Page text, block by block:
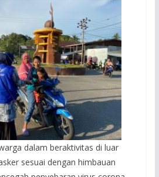
dalam beraktivitas di luar
sesuai dengan himbauan